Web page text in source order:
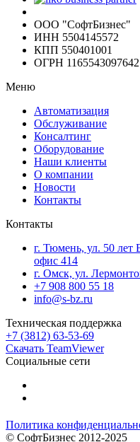
ООО "СофтБизнес"
ИНН 5504145572
КПП 550401001
ОГРН 1165543097642
Меню
Автоматизация
Обслуживание
Консалтинг
Оборудование
Наши клиенты
О компании
Новости
Контакты
Контакты
г. Тюмень, ул. 50
офис 414
г. Омск, ул.
+7 908 800 55 18
info@s-bz.ru
Техническая поддержка
+7 (3812) 63-53-69
Скачать TeamViewer
Социальные сети
Политика
© СофтБизнес 2012-2025